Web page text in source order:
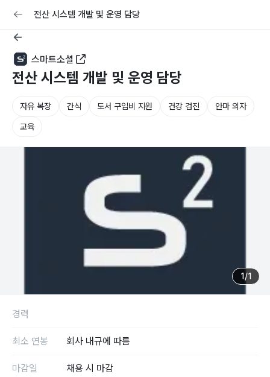
교육 커리어
전산 시스템 개발 및 운영 담당
스마트소셜
전산 시스템 개발 및 운영 담당
자유 복장 간식 도서 구입비 지원 건강 검진 안마 의자
교육
1 /1
경력
최소 연봉 회사 내규에 따름
마감일 채용 시 마감